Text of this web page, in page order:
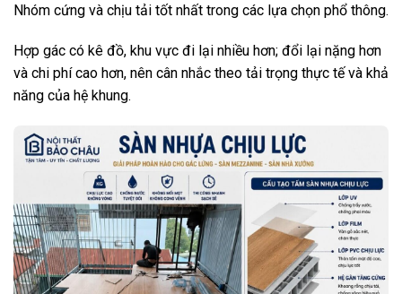
Nhóm cứng và chịu tải tốt nhất trong các lựa chọn phổ thông.
Hợp gác có kê đồ, khu vực đi lại nhiều hơn; đổi lại nặng hơn
và chi phí cao hơn, nên cân nhắc theo tải trọng thực tế và khả
năng của hệ khung.